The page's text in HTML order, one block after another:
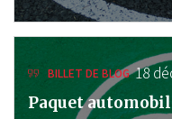
BILLET DE BLOG 18
Paquet